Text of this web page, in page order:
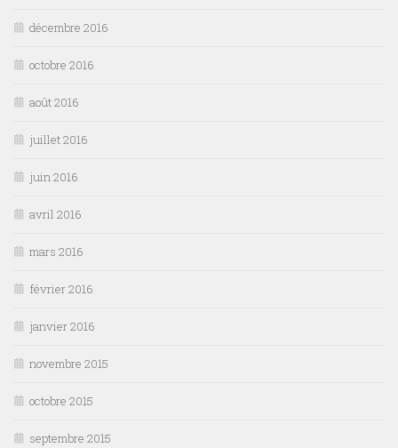
décembre 2016
octobre 2016
août 2016
juillet 2016
juin 2016
avril 2016
mars 2016
février 2016
janvier 2016
novembre 2015
octobre 2015
septembre 2015